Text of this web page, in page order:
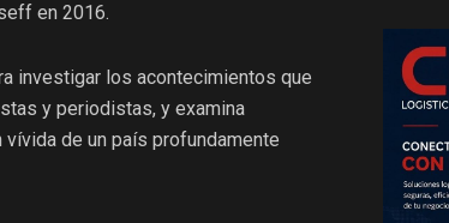
en 2016.
investigar los acontecimientos que
y periodistas, y examina
de un país profundamente